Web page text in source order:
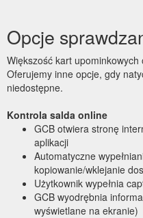
Opcje
Większość kart
Oferujemy inne opcje, gdy
niedostępne.
Kontrola salda online
GCB otwiera stronę
aplikacji
Automatyczne
kopiowanie/wklejanie
Użytkownik wypełnia
GCB wyodrębnia
wyświetlane na ekranie)